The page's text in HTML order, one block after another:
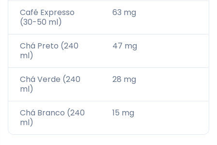
Café Expresso
(30-50 ml)
63 mg
Chá Preto (240
ml)
47 mg
Chá Verde (240
ml)
28 mg
Chá Branco (240
ml)
15 mg